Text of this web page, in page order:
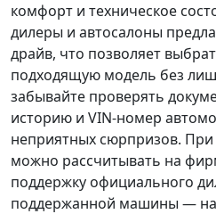
комфорт и техническое
дилеры и автосалоны
драйв, что позволяет
подходящую модель без
забывайте проверять
историю и VIN-номер
неприятных сюрпризов. При
можно рассчитывать на
поддержку официального
поддержанной машины —